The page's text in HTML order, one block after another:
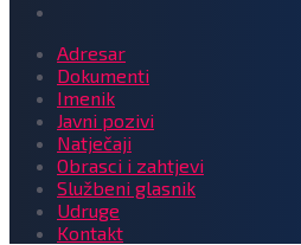
Adresar
Dokumenti
Imenik
Javni pozivi
Natječaji
Obrasci i zahtjevi
Službeni glasnik
Udruge
Kontakt